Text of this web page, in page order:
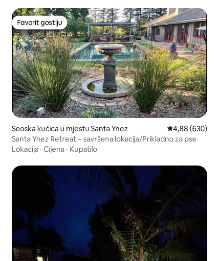
Favorit gostiju
Favorit gostiju
Seoska kućica u mjestu Santa Ynez Prosječna
4,88 (630)
Santa Ynez Retreat – savršena lokacija/Prikladno za pse
Lokacija · Cijena · Kupatilo